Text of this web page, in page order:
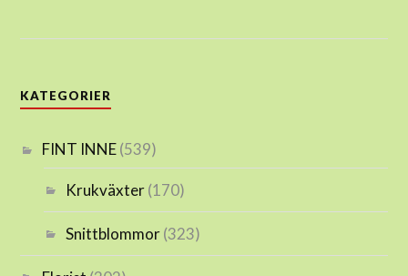
KATEGORIER
FINT INNE(539)
Krukväxter(170)
Snittblommor(323)